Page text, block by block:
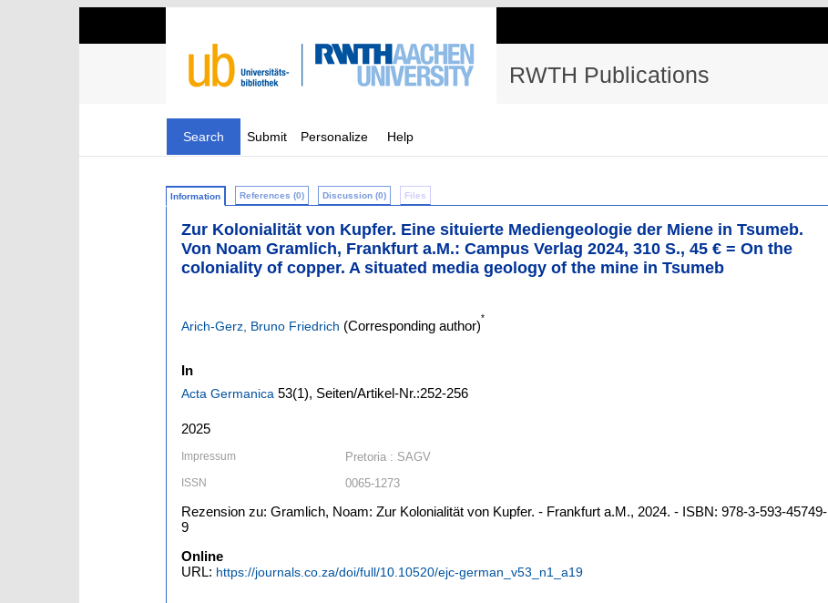
RWTH Publications
Search Submit Personalize Help
Information References (0) Discussion (0) Files
Zur Kolonialität von Kupfer. Eine situierte Mediengeologie der Miene in Tsumeb.
Von Noam Gramlich, Frankfurt a.M.: Campus Verlag 2024, 310 S., 45 € = On the
coloniality of copper. A situated media geology of the mine in Tsumeb
Arich-Gerz, Bruno Friedrich (Corresponding author)
*
In
Acta Germanica 53(1), Seiten/Artikel-Nr.:252-256
2025
Impressum Pretoria : SAGV
ISSN 0065-1273
Rezension zu: Gramlich, Noam: Zur Kolonialität von Kupfer. - Frankfurt a.M., 2024. - ISBN: 978-3-593-45749-
9
Online
URL: https://journals.co.za/doi/full/10.10520/ejc-german_v53_n1_a19